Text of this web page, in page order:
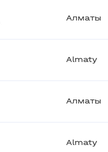
Алматы
Almaty
Алматы
Almaty